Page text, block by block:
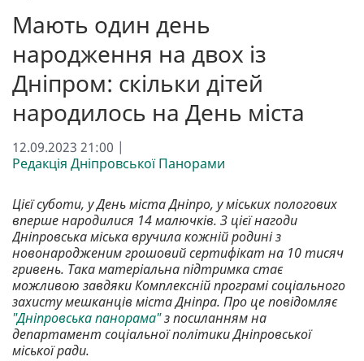
Мають один день
народження на двох із
Дніпром: скільки дітей
народилось на День міста
12.09.2023 21:00 |
Редакція Дніпровської Панорами
Цієї суботи, у День міста Дніпро, у міських пологових
вперше народилися 14 малючків. З цієї нагоди
Дніпровська міська вручила кожній родині з
новонародженим грошовий сертифікат на 10 тисяч
гривень. Така матеріальна підтримка стає
можливою завдяки Комплексній програмі соціального
захисту мешканців міста Дніпра. Про це повідомляє
"Дніпровська панорама"з посиланням на
департамент соціальної політики Дніпровської
міської ради.